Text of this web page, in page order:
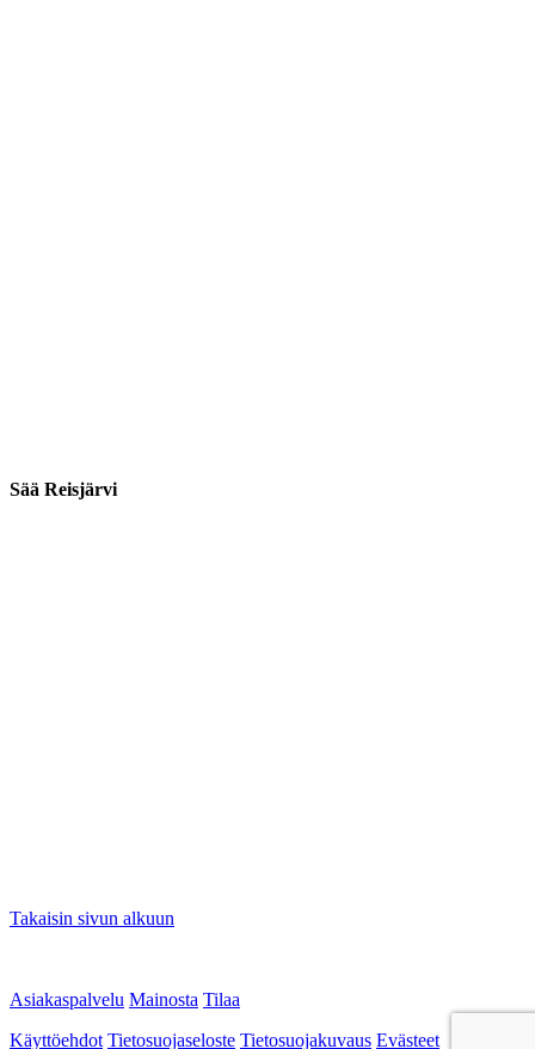
Sää Reisjärvi
Takaisin sivun alkuun
Asiakaspalvelu Mainosta Tilaa
Käyttöehdot Tietosuojaseloste Tietosuojakuvaus Evästeet